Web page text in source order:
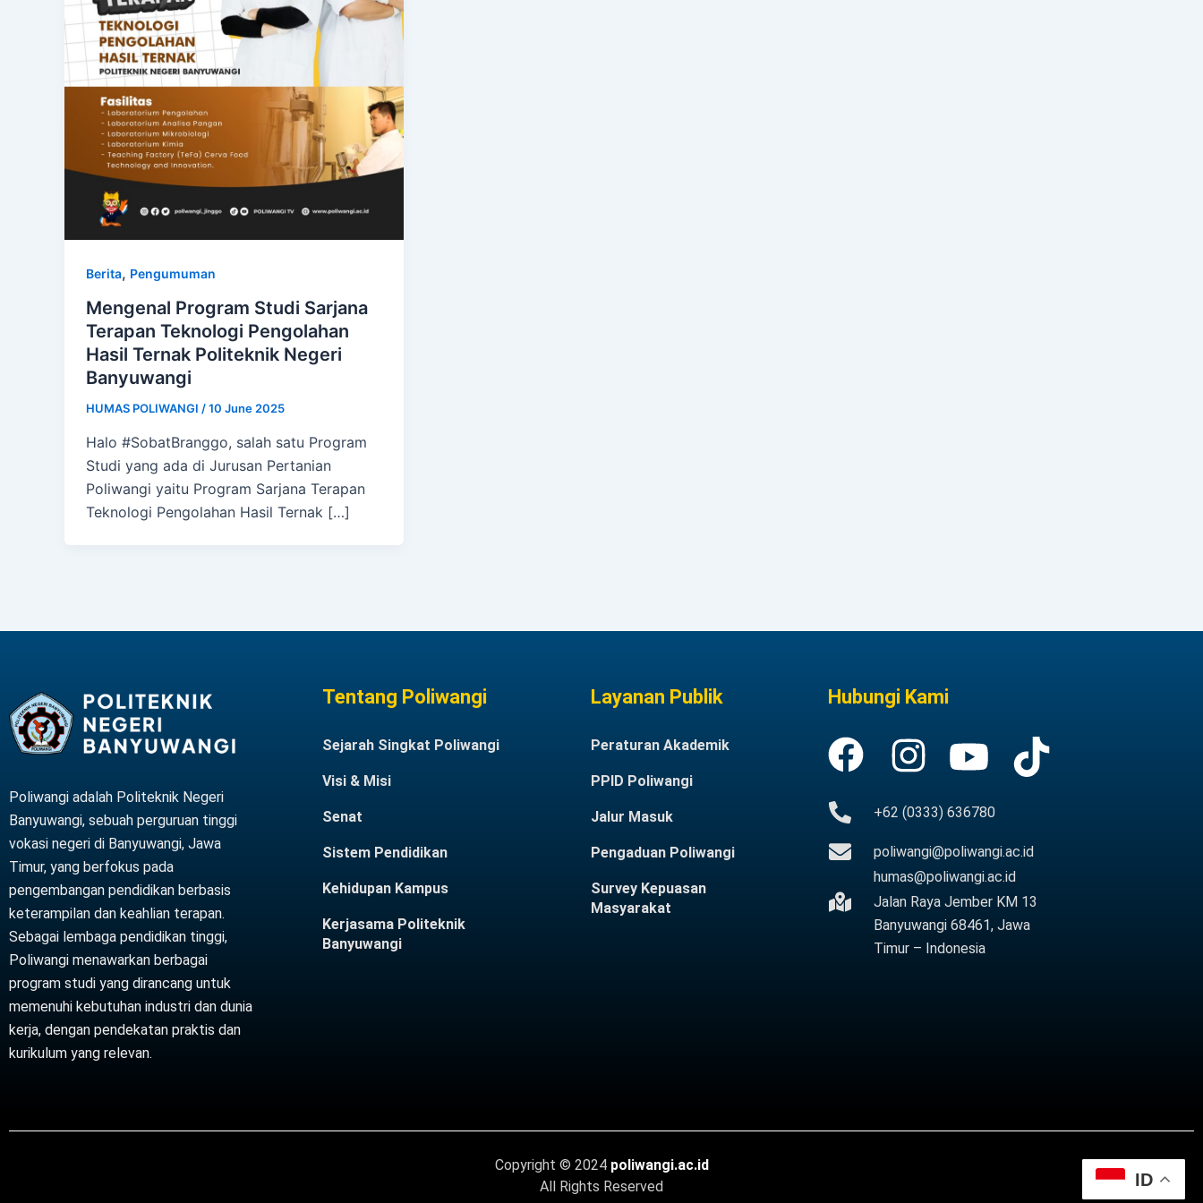
Berita, Pengumuman
Mengenal Program Studi Sarjana
Terapan Teknologi Pengolahan
Hasil Ternak Politeknik Negeri
Banyuwangi
HUMAS POLIWANGI /10 June 2025
Halo #SobatBranggo, salah satu Program
Studi yang ada di Jurusan Pertanian
Poliwangi yaitu Program Sarjana Terapan
Teknologi Pengolahan Hasil Ternak […]
Poliwangi adalah Politeknik Negeri
Banyuwangi, sebuah perguruan tinggi
vokasi negeri di Banyuwangi, Jawa
Timur, yang berfokus pada
pengembangan pendidikan berbasis
keterampilan dan keahlian terapan.
Sebagai lembaga pendidikan tinggi,
Poliwangi menawarkan berbagai
program studi yang dirancang untuk
memenuhi kebutuhan industri dan dunia
kerja, dengan pendekatan praktis dan
kurikulum yang relevan.
Tentang Poliwangi
Sejarah Singkat Poliwangi
Visi & Misi
Senat
Sistem Pendidikan
Kehidupan Kampus
Kerjasama Politeknik
Banyuwangi
Layanan Publik
Peraturan Akademik
PPID Poliwangi
Jalur Masuk
Pengaduan Poliwangi
Survey Kepuasan
Masyarakat
Hubungi Kami
+62 (0333) 636780
poliwangi@poliwangi.ac.id
humas@poliwangi.ac.id
Jalan Raya Jember KM 13
Banyuwangi 68461, Jawa
Timur – Indonesia
Copyright © 2024 poliwangi.ac.id
All Rights Reserved
ID